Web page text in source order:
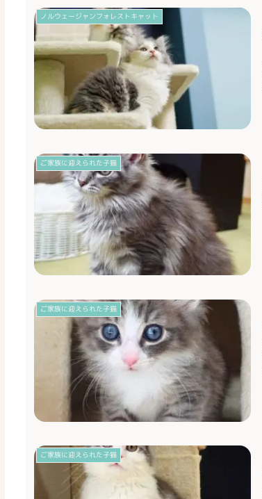
ノルウェージャンフォレストキャット
ご家族に迎えられた子猫
ご家族に迎えられた子猫
ご家族に迎えられた子猫